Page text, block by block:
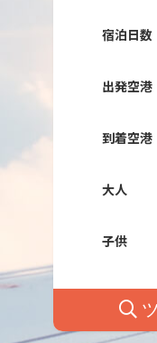
宿泊日数
出発空港
到着空港
大人
子供